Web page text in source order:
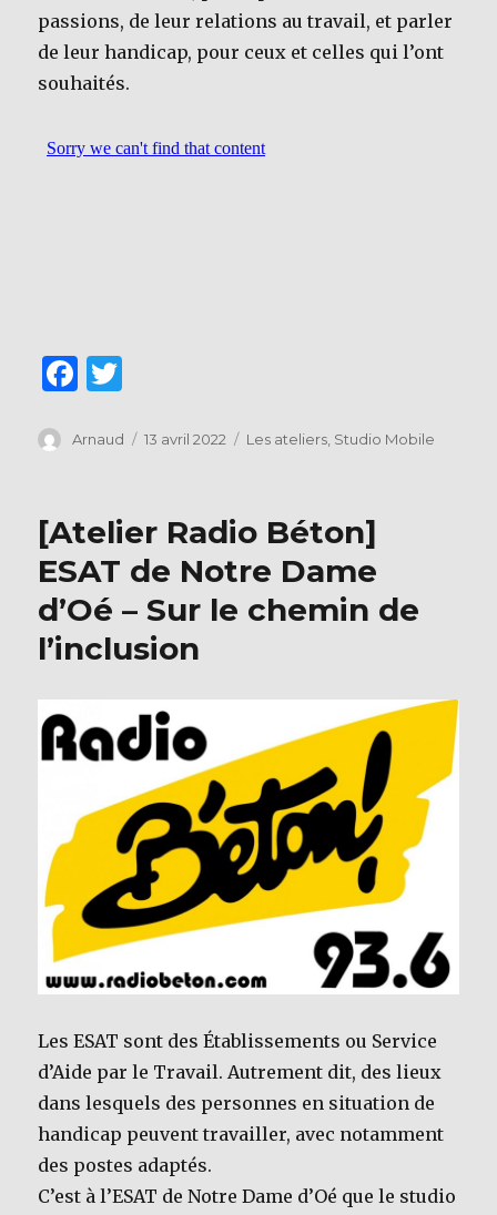
passions, de leur relations au travail, et parler
de leur handicap, pour ceux et celles qui l’ont
souhaités.
F
c
b
o
o
k
it
r
Auteur
Arnaud
Publié
13 avril 2022 Catégories
Les ateliers, Studio Mobile
[Atelier Radio Béton]
ESAT de Notre Dame
d’Oé – Sur le chemin de
l’inclusion
Les ESAT sont des Établissements ou Service
d’Aide par le Travail. Autrement dit, des lieux
dans lesquels des personnes en situation de
handicap peuvent travailler, avec notamment
des postes adaptés.
C’est à l’ESAT de Notre Dame d’Oé que le studio